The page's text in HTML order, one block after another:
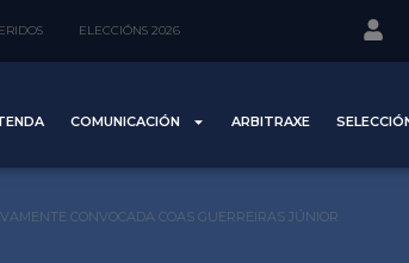
ELECCIÓNS 2026
COMUNICACIÓN ARBITRAXE
CONVOCADA COAS GUERREIRAS JÚNIOR